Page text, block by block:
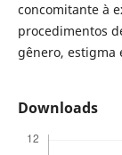
concomitante à
procedimentos
gênero, estigma
Downloads